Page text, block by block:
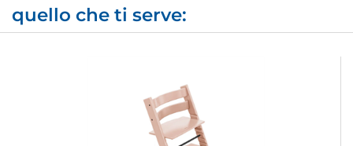
quello che ti serve: